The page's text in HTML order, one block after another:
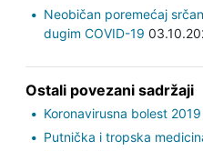
Neobičan poremećaj
dugim COVID-19
Ostali povezani sadržaji
Koronavirusna bolest
Putnička i tropska